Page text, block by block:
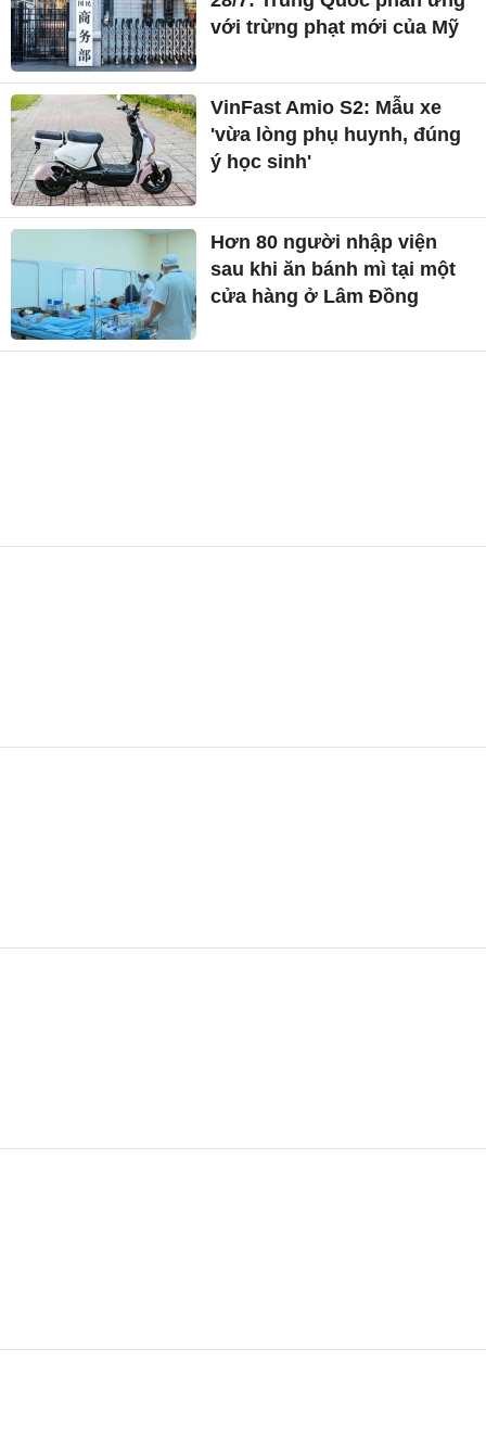
với trừng phạt mới của Mỹ
VinFast Amio S2: Mẫu xe
'vừa lòng phụ huynh, đúng
ý học sinh'
Hơn 80 người nhập viện
sau khi ăn bánh mì tại một
cửa hàng ở Lâm Đồng